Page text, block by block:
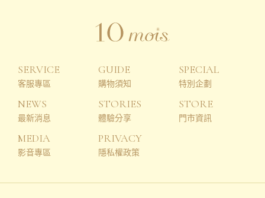
SERVICE
客服專區
GUIDE
購物須知
SPECIAL
特別企劃
NEWS
最新消息
STORIES
體驗分享
STORE
門市資訊
MEDIA
影音專區
PRIVACY
隱私權政策